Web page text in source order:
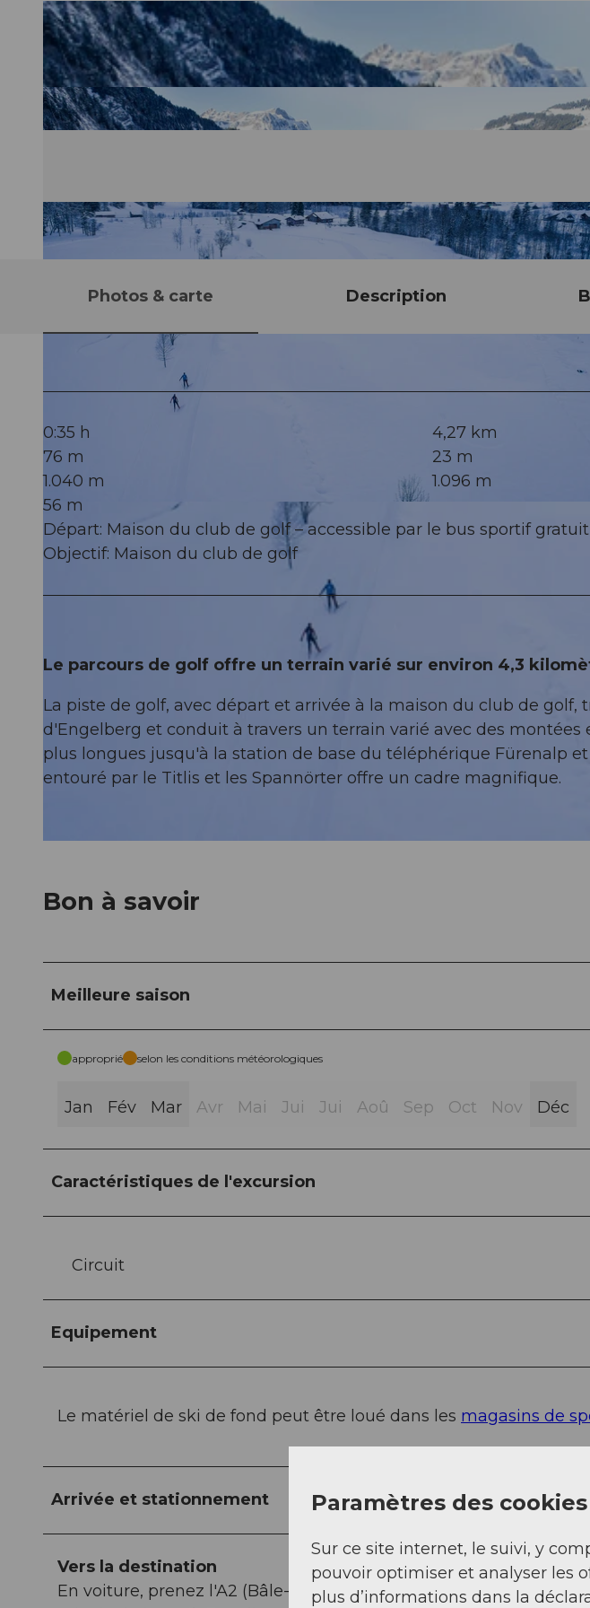
© Engelberg - Titlis Tourismus, Engelberg-Titlis Tourismus
Photos & carte Description
0:35 h
4,27 km
76 m
23 m
1.040 m
1.096 m
56 m
Départ: Maison du club de golf – accessible par le bus sportif
Objectif: Maison du club de golf
Le parcours de golf offre un terrain varié sur environ 4,3
La piste de golf, avec départ et arrivée à la maison du club de golf,
d'Engelberg et conduit à travers un terrain varié avec des montées
plus longues jusqu'à la station de base du téléphérique Fürenalp
entouré par le Titlis et les Spannörter offre un cadre magnifique.
Bon à savoir
Meilleure saison
approprié selon les conditions météorologiques
Jan Fév Mar Avr Mai Jui Jui Aoû Sep Oct Nov Déc
Caractéristiques de l'excursion
Circuit
Equipement
Le matériel de ski de fond peut être loué dans les magasins de
Arrivée et stationnement
Vers la destination
En voiture, prenez l'A2 (Bâle-Gotthard) jusqu'à Stans Sud, puis
Paramètres des cookies
Sur ce site internet, le suivi, y
pouvoir optimiser et analyser les
plus d’informations dans la